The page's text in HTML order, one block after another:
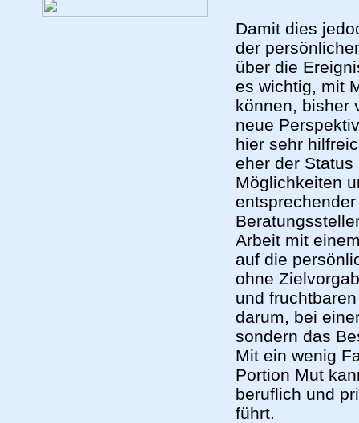
Damit dies
der
über die
es wichtig, mit
können, bisher
neue
hier sehr
eher der
Möglichkeiten
Arbeit mit
auf die
ohne
und
darum, bei
sondern das
Mit ein wenig
Portion Mut
beruflich und
führt.